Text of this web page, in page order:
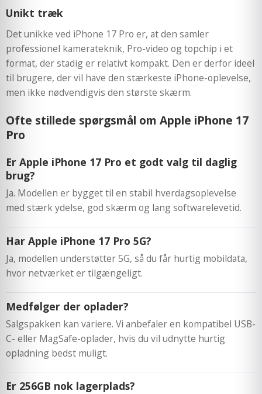
Unikt træk
Det unikke ved iPhone 17 Pro er, at den samler
professionel kamerateknik, Pro-video og topchip i et
format, der stadig er relativt kompakt. Den er derfor ideel
til brugere, der vil have den stærkeste iPhone-oplevelse,
men ikke nødvendigvis den største skærm.
Ofte stillede spørgsmål om Apple iPhone 17
Pro
Er Apple iPhone 17 Pro et godt valg til daglig
brug?
Ja. Modellen er bygget til en stabil hverdagsoplevelse
med stærk ydelse, god skærm og lang softwarelevetid.
Har Apple iPhone 17 Pro 5G?
Ja, modellen understøtter 5G, så du får hurtig mobildata,
hvor netværket er tilgængeligt.
Medfølger der oplader?
Salgspakken kan variere. Vi anbefaler en kompatibel USB-
C- eller MagSafe-oplader, hvis du vil udnytte hurtig
opladning bedst muligt.
Er 256GB nok lagerplads?